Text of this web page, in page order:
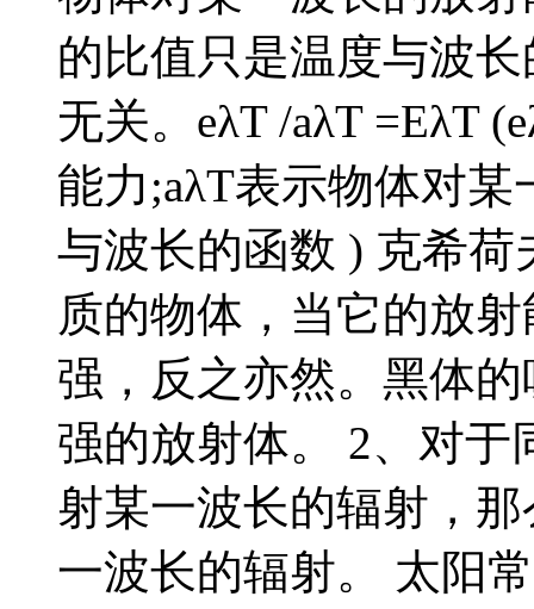
的比值只是温度与波
无关。eλT /aλT =EλT
能力;aλT表示物体对
与波长的函数 ) 克希
质的物体，当它的放
强，反之亦然。黑体
强的放射体。 2、对
射某一波长的辐射，
一波长的辐射。 太阳